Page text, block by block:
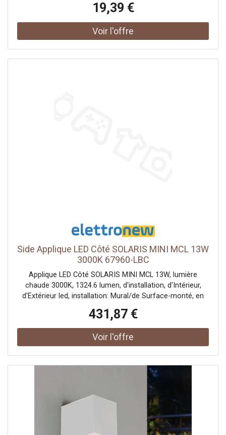
dirige la lumière vers le haut et vers le bas en deux larges
nappes le long du mur. Sa taille et sa finition noire en font
un élément fort sur une façade contemporaine. Elle
rejoint notre gamme d'appliques extérieures noires.1800
19,39 €
Side Applique LED Côté SOLARIS MINI MCL 13W
3000K 67960-LBC
Applique LED Côté SOLARIS MINI MCL 13W, lumière
chaude 3000K, 1324.6 lumen, d'installation, d'Intérieur,
d'Extérieur led, installation: Mural/de Surface-monté, en
réflecteur optique et le Compartiment optique inclinaison
réglable de 0 à 60° sur l'axe vertical, en Verre transparent
écran de soie imprimé, durci, bloc d'alimentation intégré,
le faisceau de lumière Symétrique diffuse.
431,87 €